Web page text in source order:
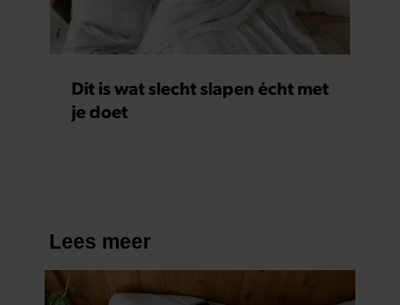
Dit is wat slecht slapen écht met
je doet